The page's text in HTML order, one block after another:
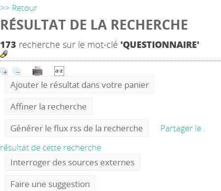
DEPENDANCES
>> Retour
RÉSULTAT DE LA RECHERCHE
173 recherche sur le mot-clé 'QUESTIONNAIRE'
Ajouter le résultat dans votre panier
Affiner la recherche
Générer le flux rss de la recherche
Partager le
résultat de cette recherche
Interroger des sources externes
Faire une suggestion